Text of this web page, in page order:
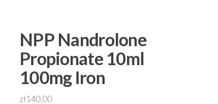
NPP Nandrolone
Propionate 10ml
100mg Iron
zł140.00